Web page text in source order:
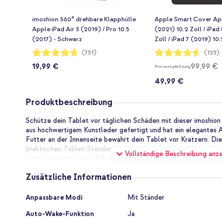
imoshion 360° drehbare Klapphülle
Apple iPad Air 3 (2019) / Pro 10.5
(2017) - Schwarz
Bewertung:
94%
(751)
19,99 €
Apple Smart Cover
(2021) 10.2 Zoll / iPad
Zoll / iPad 7 (2019)
(2019) / Pro 10.5
Bewertung:
91%
(125)
Preisempfehlung99,99 €
49,99 €
Produktbeschreibung
Vollständige Beschreibung
Schütze dein Tablet vor täglichen Schäden mit dieser
aus hochwertigem Kunstleder gefertigt und hat ein elegantes
Futter an der Innenseite bewahrt dein Tablet vor Kratzern.
praktischen Tablet-Ständer umgewandelt werden, der
geht außerdem in den Ruhezustand, wenn du die Hülle
Elegantes Design aus hochwertigem Kunstleder
Tablet Schutz gegen alltägliche Schäden und verleiht der
Hülle ist schlank und leicht, sodass dein Tablet seine kompakte
Zusätzliche Informationen
Zusätzliche
Anpassbare Modi
Mit Ständer
Auto-Wake-Funktion
Ja